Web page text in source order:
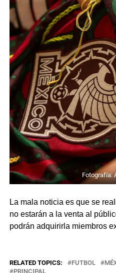
Fotografía:
La mala noticia es que se
no estarán a la venta al
podrán adquirirla miembros
RELATED TOPICS: FUTBOL
PRINCIPAL